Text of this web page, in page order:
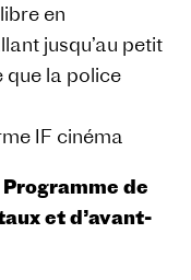
en
jusqu’au petit
que la police
IF cinéma
de
et d’avant-